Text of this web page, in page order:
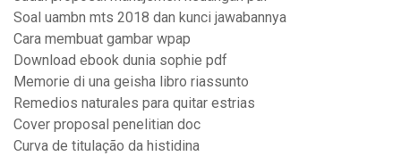
Soal uambn mts 2018 dan kunci jawabannya
Cara membuat gambar wpap
Download ebook dunia sophie pdf
Memorie di una geisha libro riassunto
Remedios naturales para quitar estrias
Cover proposal penelitian doc
Curva de titulação da histidina